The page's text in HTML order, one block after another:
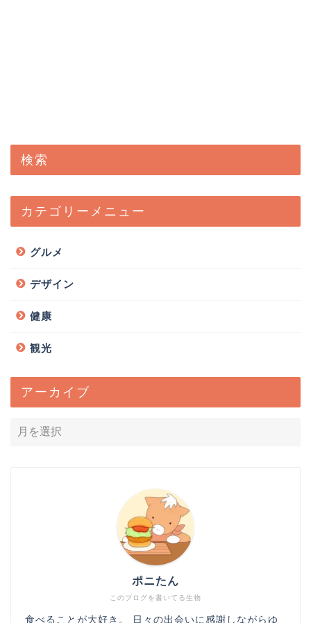
検索
カテゴリーメニュー
グルメ
デザイン
健康
観光
アーカイブ
このブログを書いてる生物
ポニたん
食べることが大好き。 日々の出会いに感謝しながらゆ